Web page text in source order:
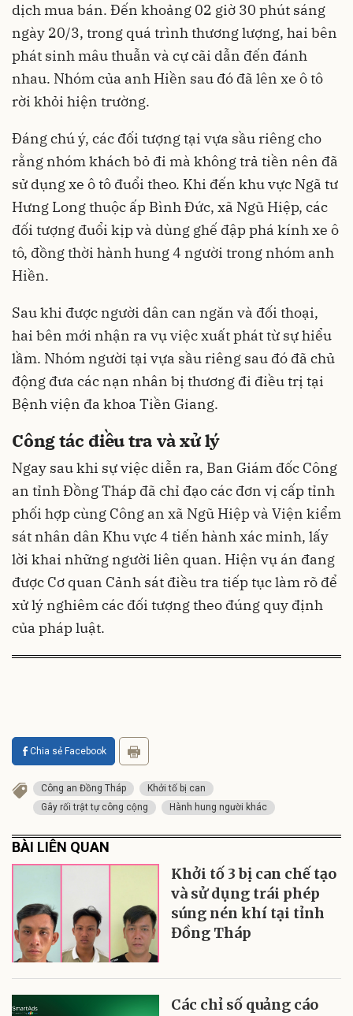
dịch mua bán. Đến khoảng 02 giờ 30 phút sáng
ngày 20/3, trong quá trình thương lượng, hai bên
phát sinh mâu thuẫn và cự cãi dẫn đến đánh
nhau. Nhóm của anh Hiền sau đó đã lên xe ô tô
rời khỏi hiện trường.
Đáng chú ý, các đối tượng tại vựa sầu riêng cho
rằng nhóm khách bỏ đi mà không trả tiền nên đã
sử dụng xe ô tô đuổi theo. Khi đến khu vực Ngã tư
Hưng Long thuộc ấp Bình Đức, xã Ngũ Hiệp, các
đối tượng đuổi kịp và dùng ghế đập phá kính xe ô
tô, đồng thời hành hung 4 người trong nhóm anh
Hiền.
Sau khi được người dân can ngăn và đối thoại,
hai bên mới nhận ra vụ việc xuất phát từ sự hiểu
lầm. Nhóm người tại vựa sầu riêng sau đó đã chủ
động đưa các nạn nhân bị thương đi điều trị tại
Bệnh viện đa khoa Tiền Giang.
Công tác điều tra và xử lý
Ngay sau khi sự việc diễn ra, Ban Giám đốc Công
an tỉnh Đồng Tháp đã chỉ đạo các đơn vị cấp tỉnh
phối hợp cùng Công an xã Ngũ Hiệp và Viện kiểm
sát nhân dân Khu vực 4 tiến hành xác minh, lấy
lời khai những người liên quan. Hiện vụ án đang
được Cơ quan Cảnh sát điều tra tiếp tục làm rõ để
xử lý nghiêm các đối tượng theo đúng quy định
của pháp luật.
Chia sẻ Facebook
Công an Đồng Tháp
Khởi tố bị can
Gây rối trật tự công cộng
Hành hung người khác
BÀI LIÊN QUAN
Khởi tố 3 bị can chế tạo
và sử dụng trái phép
súng nén khí tại tỉnh
Đồng Tháp
Các chỉ số quảng cáo